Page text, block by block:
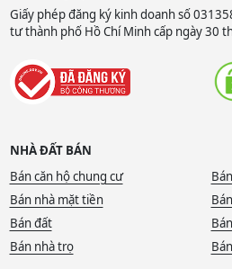
Giấy phép đăng ký kinh doanh số
tư thành phố Hồ Chí Minh cấp ngày 30
NHÀ ĐẤT BÁN
Bán căn hộ chung cư
Bán nhà mặt tiền
Bán đất
Bán nhà trọ